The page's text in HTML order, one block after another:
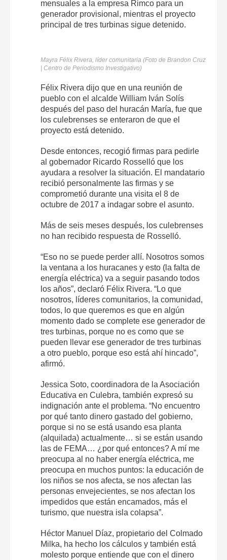
mensuales a la empresa Rimco para un
generador provisional, mientras el proyecto
principal de tres turbinas sigue detenido.
Mayra Félix Rivera, líder comunitaria (Foto de Brandon Cruz
| Centro de Periodismo Investigativo)
Félix Rivera dijo que en una reunión de
pueblo con el alcalde William Iván Solís
después del paso del huracán María, fue que
los culebrenses se enteraron de que el
proyecto está detenido.
Desde entonces, recogió firmas para pedirle
al gobernador Ricardo Rosselló que los
ayudara a resolver la situación. El mandatario
recibió personalmente las firmas y se
comprometió durante una visita el 8 de
octubre de 2017 a indagar sobre el asunto.
Más de seis meses después, los culebrenses
no han recibido respuesta de Rosselló.
“Eso no se puede perder allí. Nosotros somos
la ventana a los huracanes y esto (la falta de
energía eléctrica) va a seguir pasando todos
los años”, declaró Félix Rivera. “Lo que
nosotros, líderes comunitarios, la comunidad,
todos, lo que queremos es que en algún
momento dado se complete ese generador de
tres turbinas, porque no es como que se
pueden llevar ese generador de tres turbinas
a otro pueblo, porque eso está ahí hincado”,
afirmó.
Jessica Soto, coordinadora de la Asociación
Educativa en Culebra, también expresó su
indignación ante el problema. “No encuentro
por qué tanto dinero gastado del gobierno,
porque si no se está usando esa planta
(alquilada) actualmente… si se están usando
las de FEMA… ¿por qué entonces? A mí me
preocupa al no haber energía eléctrica, me
preocupa en muchos puntos: la educación de
los niños se nos afecta, se nos afectan las
personas envejecientes, se nos afectan los
impedidos que están encamados, más el
turismo, que nuestra isla colapsa”.
Héctor Manuel Díaz, propietario del Colmado
Milka, ha hecho los cálculos y también está
molesto porque entiende que con el dinero